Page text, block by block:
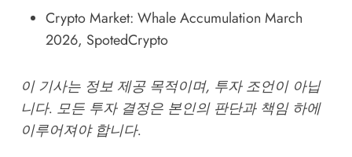
Crypto Market: Whale Accumulation March
2026, SpotedCrypto
이 기사는 정보 제공 목적이며, 투자 조언이 아닙
니다. 모든 투자 결정은 본인의 판단과 책임 하에
이루어져야 합니다.